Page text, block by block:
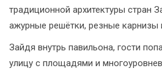
традиционной архитектуры стран
ажурные решётки, резные карнизы
Зайдя внутрь павильона, гости
улицу с площадями и